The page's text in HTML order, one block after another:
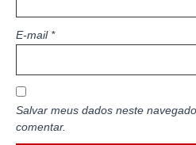
E-mail *
Salvar meus dados neste
comentar.